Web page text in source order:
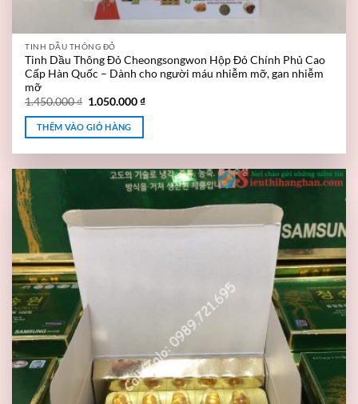
TINH DẦU THÔNG ĐỎ
Tinh Dầu Thông Đỏ Cheongsongwon Hộp Đỏ Chính Phủ Cao
Cấp Hàn Quốc – Dành cho người máu nhiễm mỡ, gan nhiễm
mỡ
1.450.000₫ 1.050.000₫
THÊM VÀO GIỎ HÀNG